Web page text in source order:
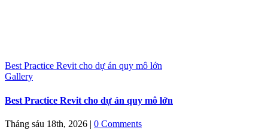
Best Practice Revit cho dự án quy mô lớn
Gallery
Best Practice Revit cho dự án quy mô lớn
Tháng sáu 18th, 2026 | 0 Comments